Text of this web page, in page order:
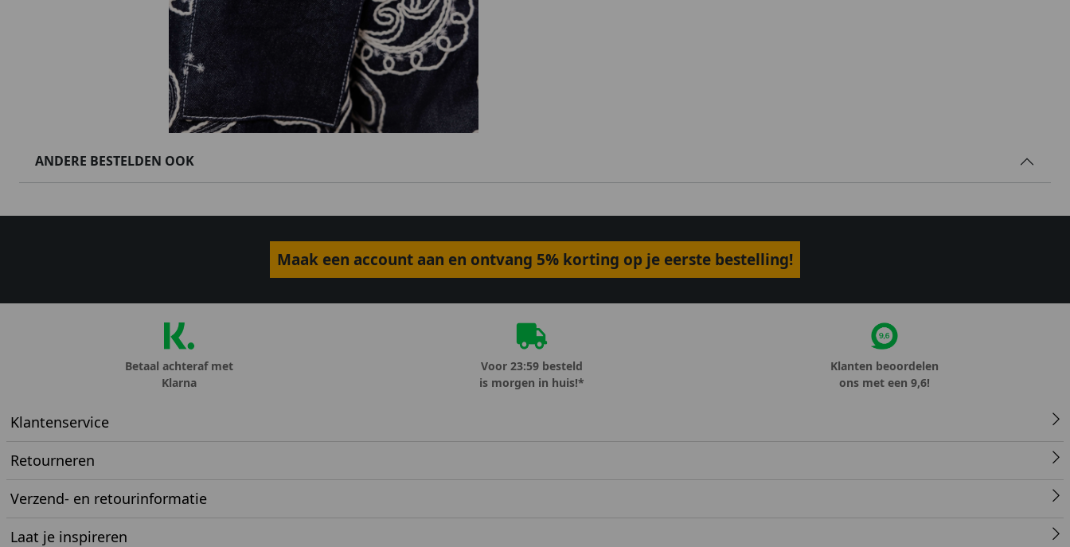
ANDERE BESTELDEN OOK
Maak een account aan en ontvang 5% korting op je eerste bestelling!
Betaal achteraf met
Klarna
Voor 23:59 besteld
is morgen in huis!*
Klanten beoordelen
ons met een 9,6!
Klantenservice
Retourneren
Verzend- en retourinformatie
Laat je inspireren